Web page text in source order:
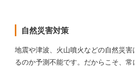
自然災害対策
地震や津波、火山噴火などの自然災
るのか予測不能です。だからこそ、